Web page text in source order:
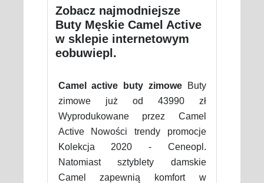
Zobacz najmodniejsze
Buty Męskie Camel Active
w sklepie internetowym
eobuwiepl.
Camel active buty zimoweButy
zimowe już od 43990 zł
Wyprodukowane przez Camel
Active Nowości trendy promocje
Kolekcja 2020 - Ceneopl.
Natomiast sztyblety damskie
Camel zapewnią komfort w